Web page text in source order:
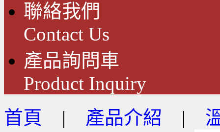
聯絡我們
Contact Us
產品詢問車
Product Inquiry
首頁 | 產品介紹 |